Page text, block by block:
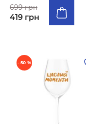
699 грн
419 грн
- 50 %